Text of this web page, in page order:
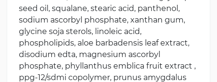
seed oil, squalane, stearic acid, panthenol,
sodium ascorbyl phosphate, xanthan gum,
glycine soja sterols, linoleic acid,
phospholipids, aloe barbadensis leaf extract,
disodium edta, magnesium ascorbyl
phosphate, phyllanthus emblica fruit extract ,
ppg-12/sdmi copolymer, prunus amygdalus